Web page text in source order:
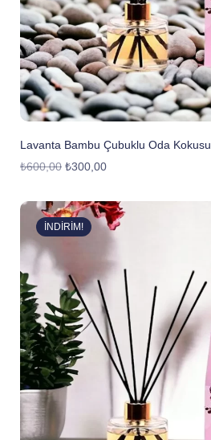
Lavanta Bambu Çubuklu Oda Kokusu
₺600,00 ₺300,00
İNDIRIM!